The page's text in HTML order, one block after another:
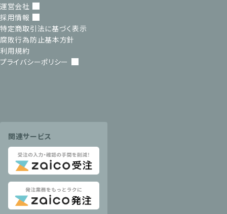
運営会社
採用情報
特定商取引法に基づく表示
腐敗行為防止基本方針
利用規約
プライバシーポリシー
関連サービス